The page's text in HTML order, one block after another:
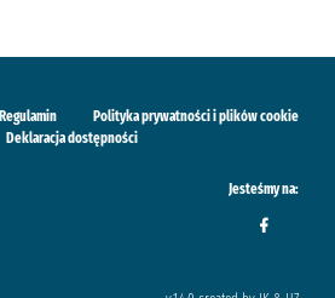
Regulamin
Polityka prywatności i plików cookie
Deklaracja dostępności
Jesteśmy na: